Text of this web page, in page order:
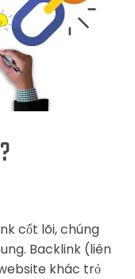
cốt lõi, chúng
Backlink (liên
khác trỏ